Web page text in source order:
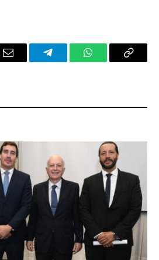
Email TelegramWhatsAppCopy